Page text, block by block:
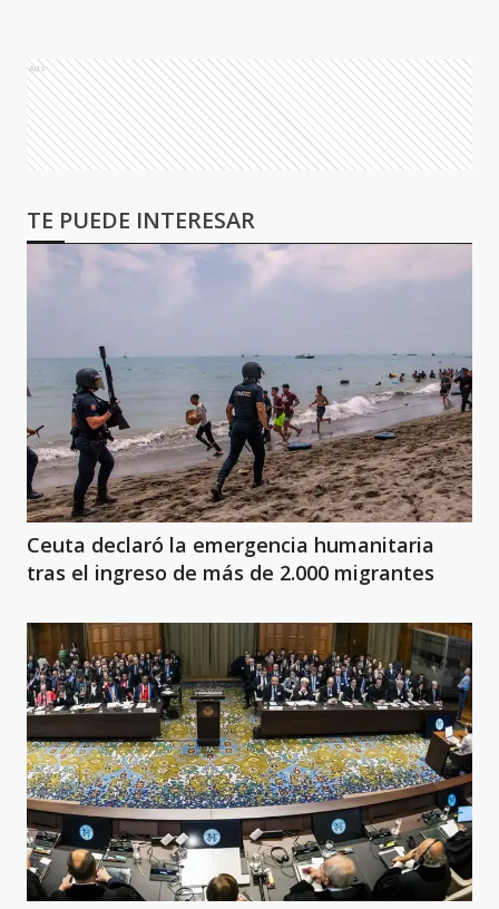
Ads
TE PUEDE INTERESAR
Ceuta declaró la emergencia humanitaria
tras el ingreso de más de 2.000 migrantes